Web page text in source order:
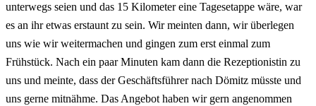
unterwegs seien und das 15 Kilometer eine Tagesetappe wäre, war
es an ihr etwas erstaunt zu sein. Wir meinten dann, wir überlegen
uns wie wir weitermachen und gingen zum erst einmal zum
Frühstück. Nach ein paar Minuten kam dann die Rezeptionistin zu
uns und meinte, dass der Geschäftsführer nach Dömitz müsste und
uns gerne mitnähme. Das Angebot haben wir gern angenommen